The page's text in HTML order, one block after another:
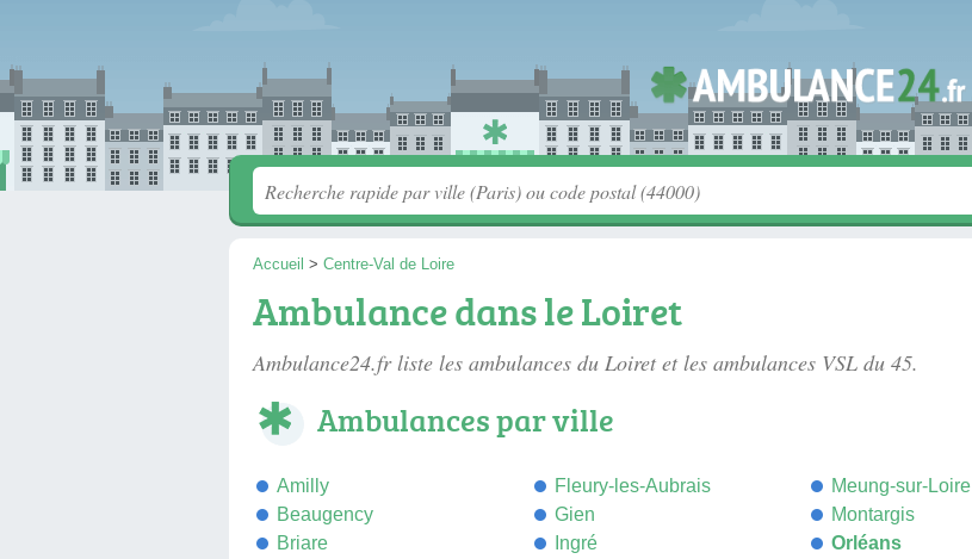
Accueil > Centre-Val de Loire
Ambulance dans le Loiret
Ambulance24.fr liste les ambulances du Loiret et les ambulances VSL du 45.
Ambulances par ville
Amilly
Beaugency
Briare
Fleury-les-Aubrais
Gien
Ingré
Meung-sur-Loire
Montargis
Orléans